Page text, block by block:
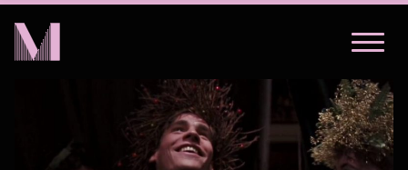
BD
À PROPOS
À PROPOS